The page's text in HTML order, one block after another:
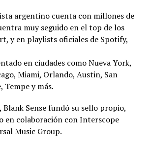
argentino cuenta con millones de
muy seguido en el top de los
y en playlists oficiales de Spotify,
en ciudades como Nueva York,
Miami, Orlando, Austin, San
Tempe y más.
Blank Sense fundó su sello propio,
en colaboración con Interscope
Music Group.